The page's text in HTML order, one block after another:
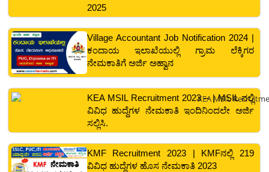
2025
Village Accountant Job Notification 2024 |
ಕಂದಾಯ ಇಲಾಖೆಯುಲ್ಲಿ ಗ್ರಾಮ ಲೆಕ್ಕಿಗರ
ನೇಮಕಾತಿಗೆ ಅರ್ಜಿ ಅಹ್ವಾನ
KEA MSIL Recruitment 2023 – | MSIL ನಲ್ಲಿ
ವಿವಿಧ ಹುದ್ದೆಗಳ ನೇಮಕಾತಿ ಇಂದಿನಿಂದಲೇ ಅರ್ಜಿ
ಸಲ್ಲಿಸಿ.
KMF Recruitment 2023 | KMFನಲ್ಲಿ 219
ವಿವಿಧ ಹುದ್ದೆಗಳ ಹೊಸ ನೇಮಕಾತಿ 2023